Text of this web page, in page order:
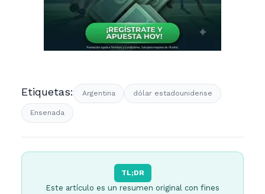
Etiquetas: Argentina dólar estadounidense
Ensenada
TL;DR
Este artículo es un resumen original con fines